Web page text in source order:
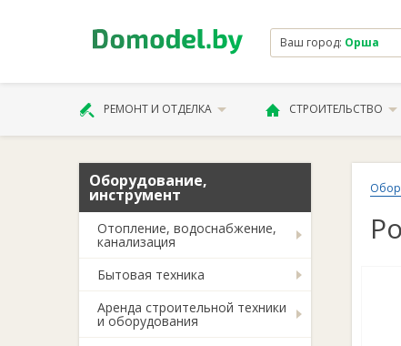
Ваш город: Орша
РЕМОНТ И ОТДЕЛКА СТРОИТЕЛЬСТВО
Оборудование,
инструмент
Отопление, водоснабжение,
канализация
Бытовая техника
Аренда строительной техники
и оборудования